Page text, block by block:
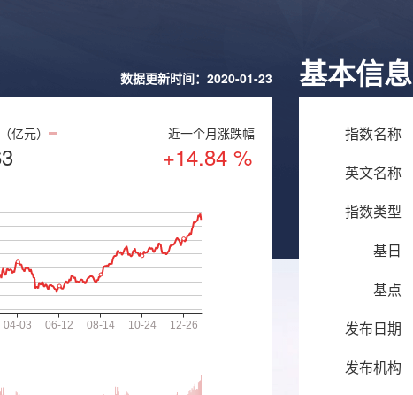
数据更新时间：2020-01-23
亿元） 近一个月涨跌幅
+14.84 %
基本信息
指数名称
英文名称
指数类型
基日
基点
发布日期
发布机构